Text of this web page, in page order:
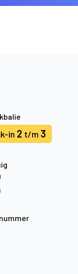
in 2 t/m 3